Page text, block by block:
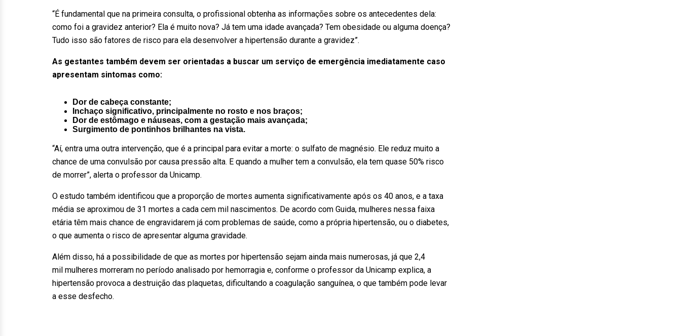
“É fundamental que na primeira consulta, o profissional obtenha as informações sobre os antecedentes dela:
como foi a gravidez anterior? Ela é muito nova? Já tem uma idade avançada? Tem obesidade ou alguma doença?
Tudo isso são fatores de risco para ela desenvolver a hipertensão durante a gravidez”.
As gestantes também devem ser orientadas a buscar um serviço de emergência imediatamente caso
apresentam sintomas como:
Dor de cabeça constante;
Inchaço significativo, principalmente no rosto e nos braços;
Dor de estômago e náuseas, com a gestação mais avançada;
Surgimento de pontinhos brilhantes na vista.
“Aí, entra uma outra intervenção, que é a principal para evitar a morte: o sulfato de magnésio. Ele reduz muito a
chance de uma convulsão por causa pressão alta. E quando a mulher tem a convulsão, ela tem quase 50% risco
de morrer”, alerta o professor da Unicamp.
O estudo também identificou que a proporção de mortes aumenta significativamente após os 40 anos, e a taxa
média se aproximou de 31 mortes a cada cem mil nascimentos. De acordo com Guida, mulheres nessa faixa
etária têm mais chance de engravidarem já com problemas de saúde, como a própria hipertensão, ou o diabetes,
o que aumenta o risco de apresentar alguma gravidade.
Além disso, há a possibilidade de que as mortes por hipertensão sejam ainda mais numerosas, já que 2,4
mil mulheres morreram no período analisado por hemorragia e, conforme o professor da Unicamp explica, a
hipertensão provoca a destruição das plaquetas, dificultando a coagulação sanguínea, o que também pode levar
a esse desfecho.